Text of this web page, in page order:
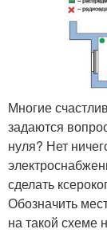
Многие
задаются
нуля? Нет
сделать
Обозначить
на такой схеме